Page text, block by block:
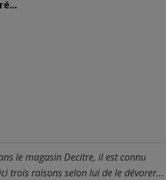
le magasin Decitre, il est connu
trois raisons selon lui de le dévorer...